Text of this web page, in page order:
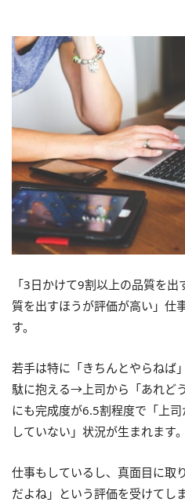
「3日かけて9割以上の品質を
質を出すほうが評価が高い」仕
す。
若手は特に「きちんとやらねば
駄に抱える→上司から「あれど
にも完成度が6.5割程度で「上
していない」状況が生まれます。
仕事もしているし、真面目に取
だよね」という評価を受けてし